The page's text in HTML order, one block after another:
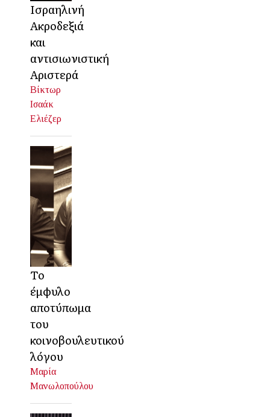
Ισραηλινή
Ακροδεξιά
και
αντισιωνιστική
Αριστερά
Βίκτωρ
Ισαάκ
Ελιέζερ
Το
έμφυλο
αποτύπωμα
του
κοινοβουλευτικού
λόγου
Μαρία
Μανωλοπούλου